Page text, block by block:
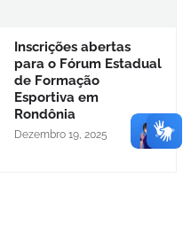
Inscrições abertas
para o Fórum Estadual
de Formação
Esportiva em
Rondônia
Dezembro 19, 2025